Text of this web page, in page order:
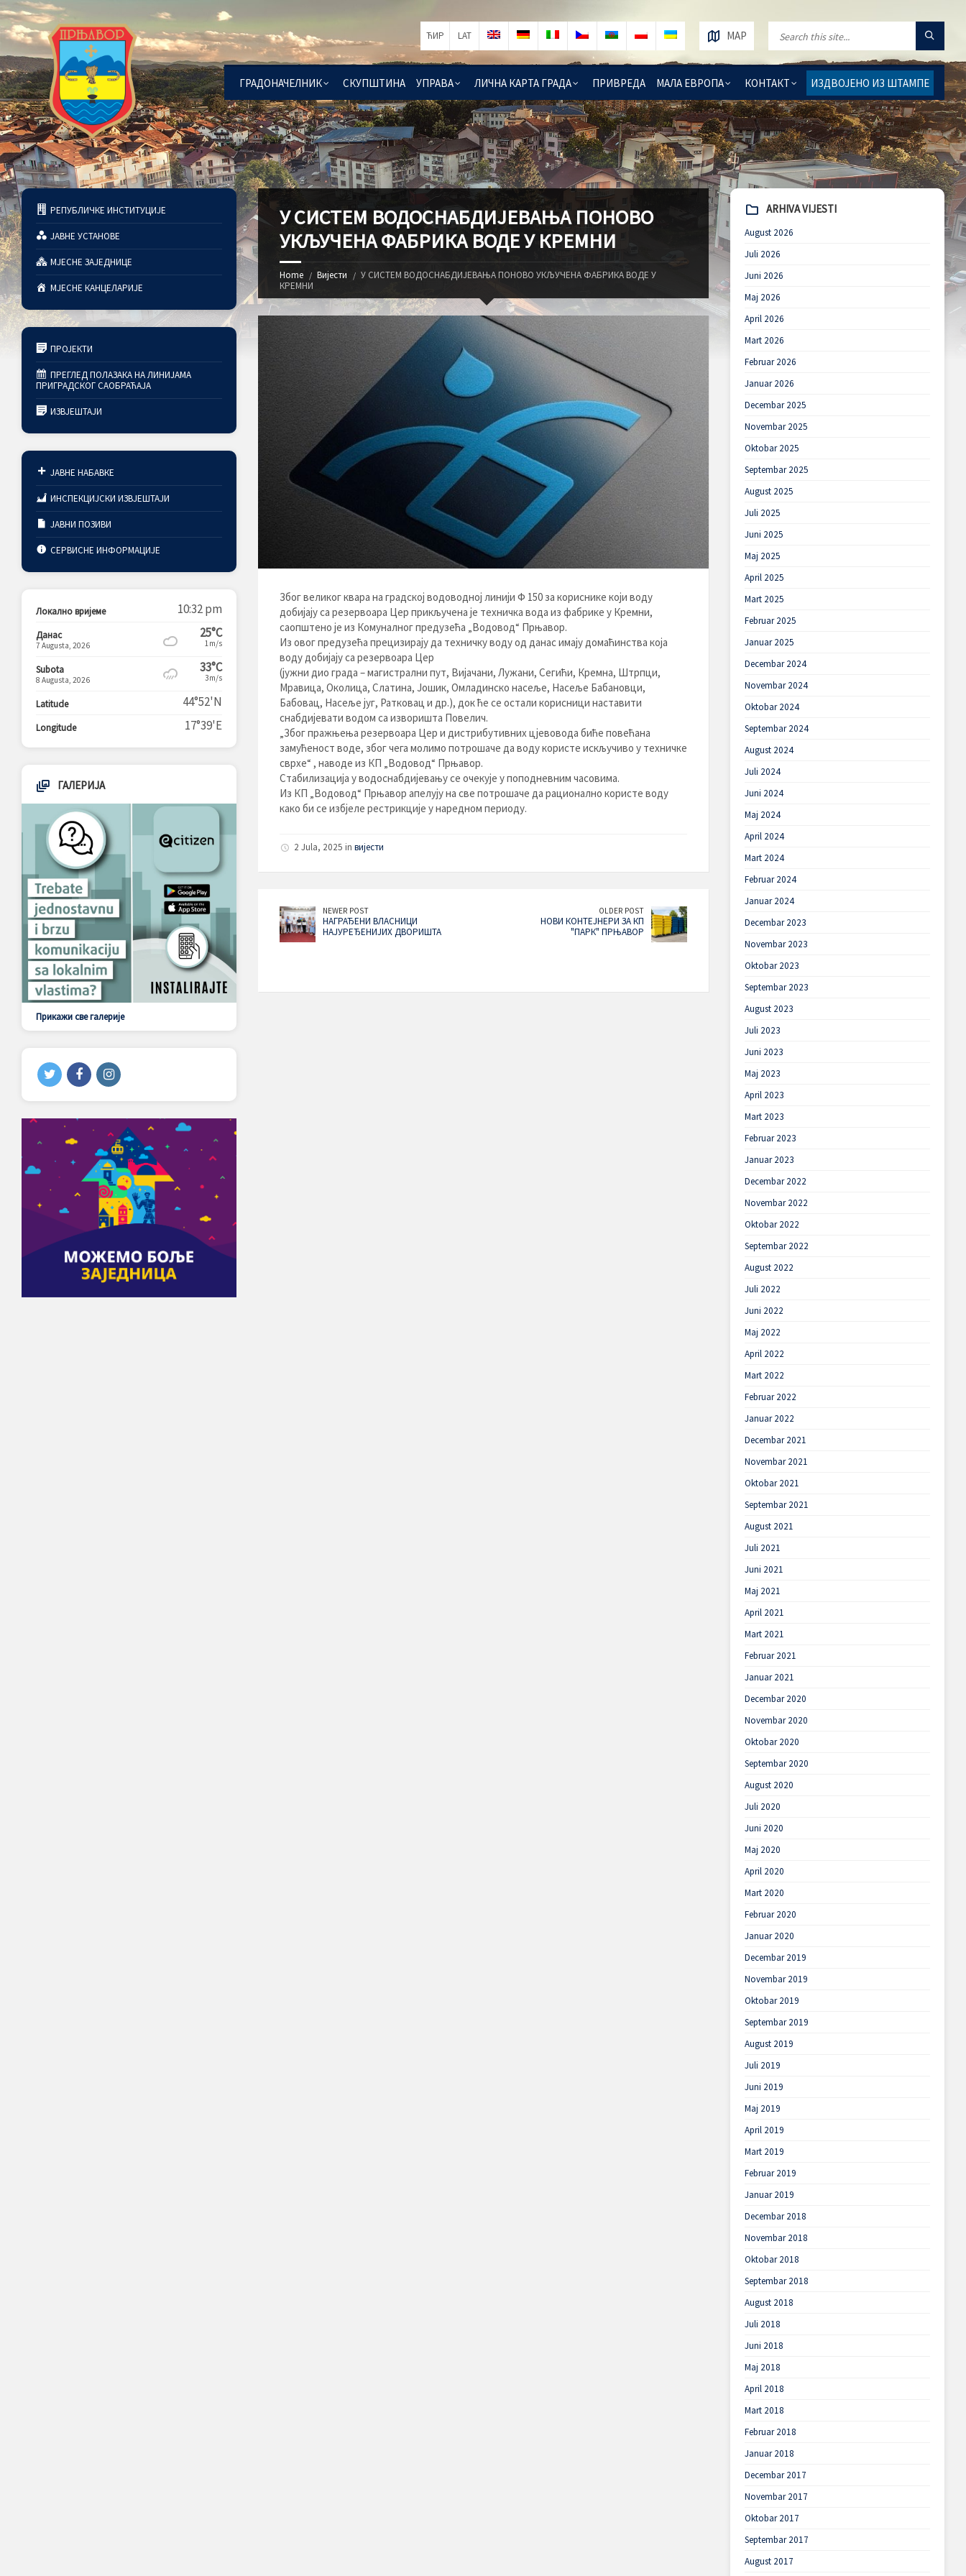
ГРАДОНАЧЕЛНИК СКУПШТИНА УПРАВА ЛИЧНА КАРТА ГРАДА ПРИВРЕДА МАЛА ЕВРОПА КОНТАКТ ИЗДВОЈЕНО ИЗ ШТАМПЕ
MAP
ЋИР LAT
У СИСТЕМ ВОДОСНАБДИЈЕВАЊА ПОНОВО
УКЉУЧЕНА ФАБРИКА ВОДЕ У КРЕМНИ
Home Вијести
У СИСТЕМ ВОДОСНАБДИЈЕВАЊА ПОНОВО УКЉУЧЕНА ФАБРИКА ВОДЕ У
КРЕМНИ
Због великог квара на градској водоводној линији Ф 150 за кориснике који воду
добијају са резервоара Цер прикључена је техничка вода из фабрике у Кремни,
саопштено је из Комуналног предузећа „Водовод“ Прњавор.
Из овог предузећа прецизирају да техничку воду од данас имају домаћинства која
воду добијају са резервоара Цер
(јужни дио града – магистрални пут, Вијачани, Лужани, Сегићи, Кремна, Штрпци,
Мравица, Околица, Слатина, Јошик, Омладинско насеље, Насеље Бабановци,
Бабовац, Насеље југ, Ратковац и др.), док ће се остали корисници наставити
снабдијевати водом са изворишта Повелич.
„Због пражњења резервоара Цер и дистрибутивних цјевовода биће повећана
замућеност воде, због чега молимо потрошаче да воду користе искључиво у техничке
сврхе“ , наводе из КП „Водовод“ Прњавор.
Стабилизација у водоснабдијевању се очекује у поподневним часовима.
Из КП „Водовод“ Прњавор апелују на све потрошаче да рационално користе воду
како би се избјеле рестрикције у наредном периоду.
2 Jula, 2025 in вијести
NEWER POST
НАГРАЂЕНИ ВЛАСНИЦИ
НАЈУРЕЂЕНИЈИХ ДВОРИШТА
OLDER POST
НОВИ КОНТЕЈНЕРИ ЗА КП
"ПАРК" ПРЊАВОР
РЕПУБЛИЧКЕ ИНСТИТУЦИЈЕ
ЈАВНЕ УСТАНОВЕ
МЈЕСНЕ ЗАЈЕДНИЦЕ
МЈЕСНЕ КАНЦЕЛАРИЈЕ
ПРОЈЕКТИ
ПРЕГЛЕД ПОЛАЗАКА НА ЛИНИЈАМА
ПРИГРАДСКОГ САОБРАЋАЈА
ИЗВЈЕШТАЈИ
ЈАВНЕ НАБАВКЕ
ИНСПЕКЦИЈСКИ ИЗВЈЕШТАЈИ
ЈАВНИ ПОЗИВИ
СЕРВИСНЕ ИНФОРМАЦИЈЕ
Локално вријеме 10:32 pm
Данас
7 Augusta, 2026
25°C
1m/s
Subota
8 Augusta, 2026
33°C
3m/s
Latitude 44°52'N
Longitude 17°39'E
ГАЛЕРИЈА
Прикажи све галерије
ARHIVA VIJESTI
August 2026
Juli 2026
Juni 2026
Maj 2026
April 2026
Mart 2026
Februar 2026
Januar 2026
Decembar 2025
Novembar 2025
Oktobar 2025
Septembar 2025
August 2025
Juli 2025
Juni 2025
Maj 2025
April 2025
Mart 2025
Februar 2025
Januar 2025
Decembar 2024
Novembar 2024
Oktobar 2024
Septembar 2024
August 2024
Juli 2024
Juni 2024
Maj 2024
April 2024
Mart 2024
Februar 2024
Januar 2024
Decembar 2023
Novembar 2023
Oktobar 2023
Septembar 2023
August 2023
Juli 2023
Juni 2023
Maj 2023
April 2023
Mart 2023
Februar 2023
Januar 2023
Decembar 2022
Novembar 2022
Oktobar 2022
Septembar 2022
August 2022
Juli 2022
Juni 2022
Maj 2022
April 2022
Mart 2022
Februar 2022
Januar 2022
Decembar 2021
Novembar 2021
Oktobar 2021
Septembar 2021
August 2021
Juli 2021
Juni 2021
Maj 2021
April 2021
Mart 2021
Februar 2021
Januar 2021
Decembar 2020
Novembar 2020
Oktobar 2020
Septembar 2020
August 2020
Juli 2020
Juni 2020
Maj 2020
April 2020
Mart 2020
Februar 2020
Januar 2020
Decembar 2019
Novembar 2019
Oktobar 2019
Septembar 2019
August 2019
Juli 2019
Juni 2019
Maj 2019
April 2019
Mart 2019
Februar 2019
Januar 2019
Decembar 2018
Novembar 2018
Oktobar 2018
Septembar 2018
August 2018
Juli 2018
Juni 2018
Maj 2018
April 2018
Mart 2018
Februar 2018
Januar 2018
Decembar 2017
Novembar 2017
Oktobar 2017
Septembar 2017
August 2017